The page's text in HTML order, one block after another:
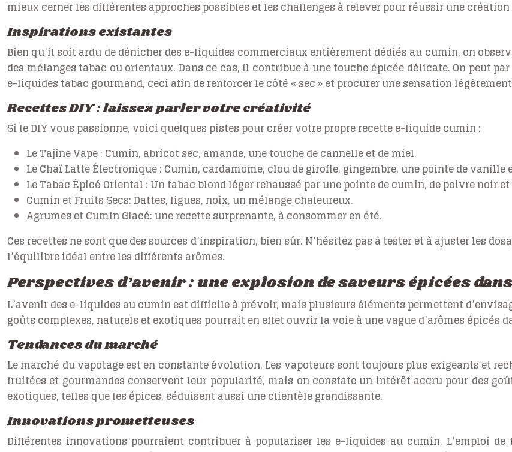
mieux cerner les différentes approches possibles et les challenges à relever pour réussir une
Inspirations existantes
Bien qu’il soit ardu de dénicher des e-liquides commerciaux entièrement dédiés au cumin, on
des mélanges tabac ou orientaux. Dans ce cas, il contribue à une touche épicée délicate. On peut
e-liquides tabac gourmand, ceci afin de renforcer le côté « sec » et procurer une sensation
Recettes DIY : laissez parler votre créativité
Si le DIY vous passionne, voici quelques pistes pour créer votre propre recette e-liquide cumin :
Le Tajine Vape : Cumin, abricot sec, amande, une touche de cannelle et de miel.
Le Chaï Latte Électronique : Cumin, cardamome, clou de girofle, gingembre, une pointe de vanille
Le Tabac Épicé Oriental : Un tabac blond léger rehaussé par une pointe de cumin, de poivre noir et
Cumin et Fruits Secs: Dattes, figues, noix, un mélange chaleureux.
Agrumes et Cumin Glacé: une recette surprenante, à consommer en été.
Ces recettes ne sont que des sources d’inspiration, bien sûr. N’hésitez pas à tester et à ajuster les
l’équilibre idéal entre les différents arômes.
Perspectives d’avenir : une explosion de saveurs épicées
L’avenir des e-liquides au cumin est difficile à prévoir, mais plusieurs éléments permettent
goûts complexes, naturels et exotiques pourrait en effet ouvrir la voie à une vague d’arômes épicés
Tendances du marché
Le marché du vapotage est en constante évolution. Les vapoteurs sont toujours plus exigeants et
fruitées et gourmandes conservent leur popularité, mais on constate un intérêt accru pour des
exotiques, telles que les épices, séduisent aussi une clientèle grandissante.
Innovations prometteuses
Différentes innovations pourraient contribuer à populariser les e-liquides au cumin. L’emploi